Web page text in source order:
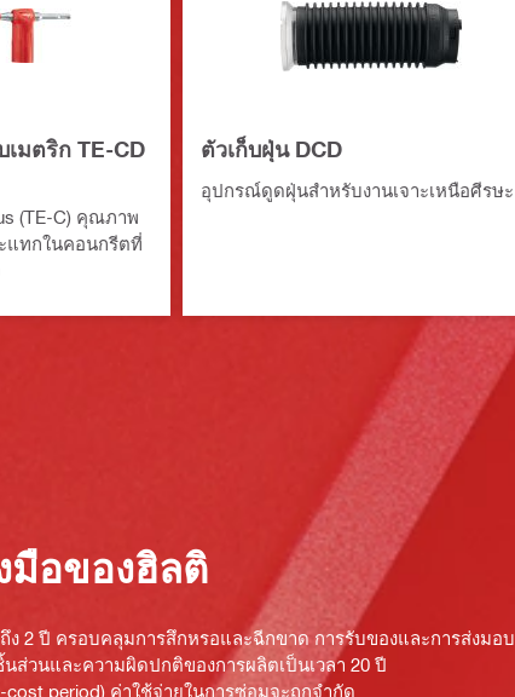
มตริก TE-CD
(TE-C) คุณภาพ
แทกในคอนกรีตที่
ตัวเก็บฝุ่น DCD
อุปกรณ์ดูดฝุ่นสำหรับงานเจาะเหนือศีรษะ
มือของฮิลติ
ง 2 ปี ครอบคลุมการสึกหรอและฉีกขาด การรับของและการส่งมอบ
ส่วนและความผิดปกติของการผลิตเป็นเวลา 20 ปี
period) ค่าใช้จ่ายในการซ่อมจะถูกจำกัด